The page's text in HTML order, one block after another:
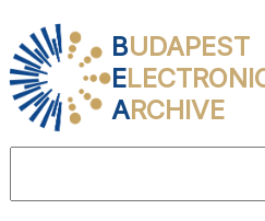
BUDAPEST
E
ARCHIVE